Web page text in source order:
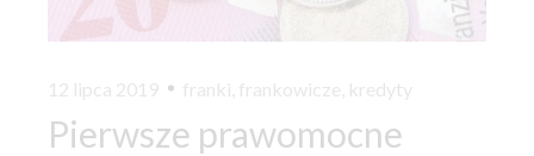
12 lipca 2019 franki frankowicze kredyty
Pierwsze prawomocne